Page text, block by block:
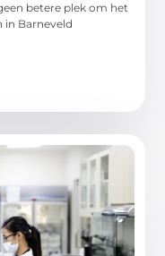
betere plek om het
in Barneveld